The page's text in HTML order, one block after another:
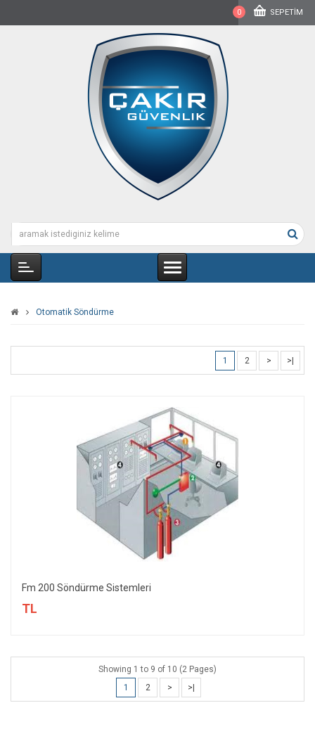
SEPETIM
0
Otomatik Söndürme
1 2 > >|
Fm 200 Söndürme Sistemleri
TL
Showing 1 to 9 of 10 (2 Pages)
1
2 > >|